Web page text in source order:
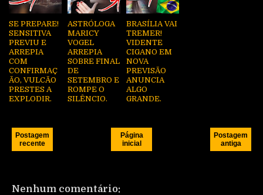
SE PREPARE!
SENSITIVA
PREVIU E
ARREPIA
COM
CONFIRMAÇ
ÃO, VULCÃO
PRESTES A
EXPLODIR.
ASTRÓLOGA
MARICY
VOGEL
ARREPIA
SOBRE FINAL
DE
SETEMBRO E
ROMPE O
SILÊNCIO.
BRASÍLIA VAI
TREMER!
VIDENTE
CIGANO EM
NOVA
PREVISÃO
ANUNCIA
ALGO
GRANDE.
Postagem
recente
Postagem
antiga
Página
inicial
Nenhum comentário: